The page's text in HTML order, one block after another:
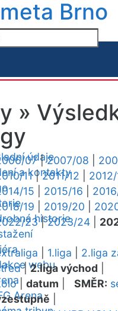
Brno
údaje
a kontakty
historie
webu
Arena
»
07|2007/08
11|2011/12 2012/
15
2015/16
19
2019/20
23|2023/24
1.liga 2.liga
|2.liga východ
| datum SMĚR: